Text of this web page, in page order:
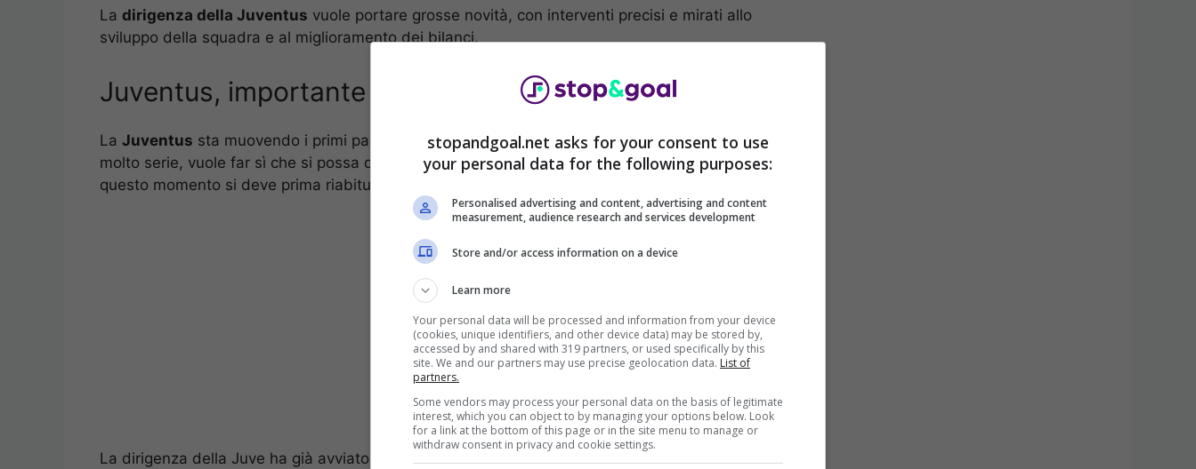
La dirigenza della Juventus vuole portare grosse novità, con interventi precisi e mirati allo
sviluppo della squadra e al miglioramento dei bilanci.
Juventus, importante novità: accordo con Ancelotti
La Juventus sta muovendo i primi passi importanti per ilfuturo.La società ha ambizioni
molto serie, vuole far sì che si possa di nuovo crescere e tornare ai fasti di un tempo ma in
questo momento si deve prima riabituare la squadra a ripartire “dal basso”.
La dirigenza della Juve ha già avviato quella che può essere larivoluzionedel presente e
stopandgoal.net asks for your consent to use
your personal data for the following purposes:
Personalised advertising and content, advertising and content
measurement, audience research and services development
Store and/or access information on a device
Learn more
Your personal data will be processed and information from your device
(cookies, unique identifiers, and other device data) may be stored by,
accessed by and shared with 319 partners, or used specifically by this
site. We and our partners may use precise geolocation data. List of
partners.
Some vendors may process your personal data on the basis of legitimate
interest, which you can object to by managing your options below. Look
for a link at the bottom of this page or in the site menu to manage or
withdraw consent in privacy and cookie settings.